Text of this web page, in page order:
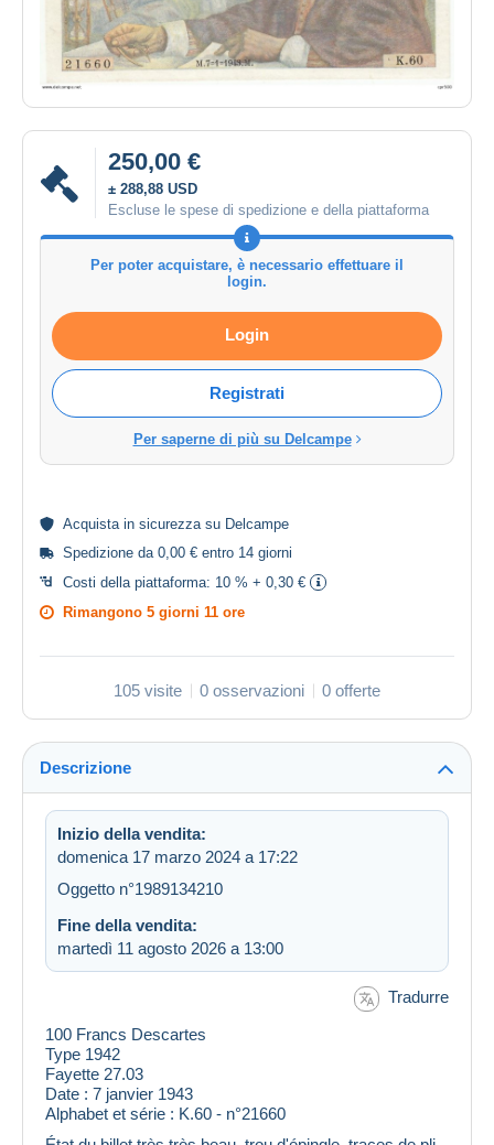
250,00 €
± 288,88 USD
Escluse le spese di spedizione e della piattaforma
Per poter acquistare, è necessario effettuare il
login.
Login
Registrati
Per saperne di più su Delcampe
Acquista in sicurezzasu Delcampe
Spedizione da 0,00 € entro 14 giorni
Costi della piattaforma: 10 % + 0,30 €
Rimangono 5 giorni 11 ore
105 visite 0 osservazioni 0 offerte
Descrizione
Inizio della vendita:
domenica 17 marzo 2024 a 17:22
Oggetto n°1989134210
Fine della vendita:
martedì 11 agosto 2026 a 13:00
Tradurre
100 Francs Descartes
Type 1942
Fayette 27.03
Date : 7 janvier 1943
Alphabet et série : K.60 - n°21660